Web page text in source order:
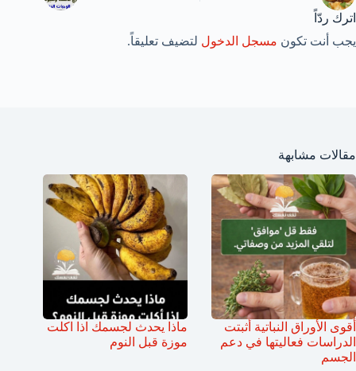
اترك ردّاً
يجب أنت تكون مسجل الدخول لتضيف تعليقاً.
مقالات مشابهة
أقوى الأوراق النباتية أثبتت
الدراسات فعاليتها في دعم
الجسم
ماذا يحدث لجسمك اذا اكلت
موزة قبل النوم